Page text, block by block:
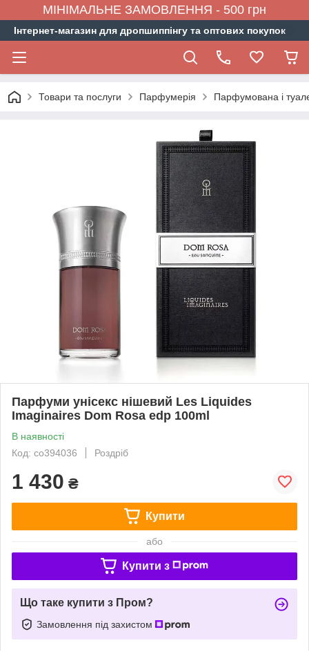
МІНІМАЛЬНЕ ЗАМОВЛЕННЯ - 500 грн
Інтернет-магазин для дропшиппінгу та оптових покупок
Товари та послуги Парфумерія Парфумована і
Парфуми унісекс нішевий Les Liquides
Imaginaires Dom Rosa edp 100ml
В наявності
Код: co394036
Роздріб
1 430 ₴
Купити
або
Купити з
Що таке купити з Пром?
Замовлення під захистом